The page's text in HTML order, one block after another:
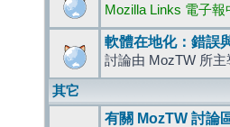
Mozilla Links 電子
軟體在地化：錯誤
討論由 MozTW 所
其它
有關 MozTW 討論